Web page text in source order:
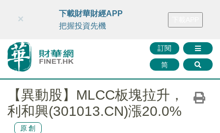
財華智庫網 FINTV FINMETA 財華證券 媒體矩陣
訂閱
简
×
下載財華財經APP
把握投資先機
【異動股】MLCC板塊拉升，
利和興(301013.CN)漲20.0%
原創